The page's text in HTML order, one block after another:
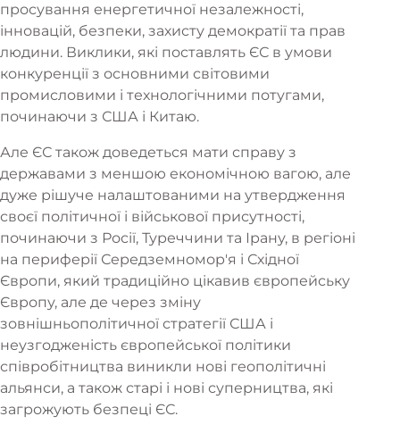
просування енергетичної незалежності,
інновацій, безпеки, захисту демократії та прав
людини. Виклики, які поставлять ЄС в умови
конкуренції з основними світовими
промисловими і технологічними потугами,
починаючи з США і Китаю.
Але ЄС також доведеться мати справу з
державами з меншою економічною вагою, але
дуже рішуче налаштованими на утвердження
своєї політичної і військової присутності,
починаючи з Росії, Туреччини та Ірану, в регіоні
на периферії Середземномор'я і Східної
Європи, який традиційно цікавив європейську
Європу, але де через зміну
зовнішньополітичної стратегії США і
неузгодженість європейської політики
співробітництва виникли нові геополітичні
альянси, а також старі і нові суперництва, які
загрожують безпеці ЄС.